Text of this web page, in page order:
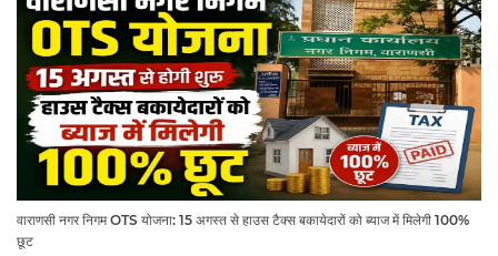
वाराणसी नगर निगम OTS योजना: 15 अगस्त से हाउस टैक्स बकायेदारों को ब्याज में मिलेगी 100%
छूट